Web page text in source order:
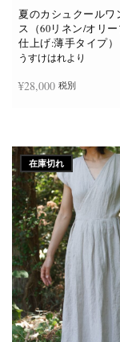
オ
プ
シ
ョ
ら
選
択
で
き
ま
す
夏のカシュクールワ
ス（60リネン/オリ
仕上げ:薄手タイプ）
うすけはれより
¥28,000 税別
在庫切れ